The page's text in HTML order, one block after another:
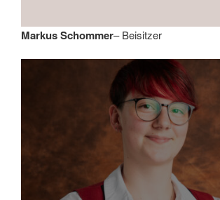
Markus Schommer– Beisitzer